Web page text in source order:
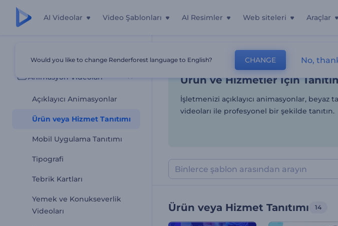
AI Videolar Video Şablonları AI Resimler Web siteleri Araçlar
Tüm Şablonlar
Animasyon Videoları
Açıklayıcı Animasyonlar
Ürün veya Hizmet Tanıtımı
Mobil Uygulama Tanıtımı
Tipografi
Tebrik Kartları
Yemek ve Konukseverlik
Videoları
Ürün ve Hizmetler İçin
Ana Sayfa Animasyon Videoları Ürün
Ürün ve Hizmetler İçin
İşletmenizi açıklayıcı animasyonlar, beyaz
videoları ile profesyonel bir şekilde tanıtın.
Ürün veya Hizmet Tanıtımı 14
Would you like to change Renderforest language to English? CHANGE No,